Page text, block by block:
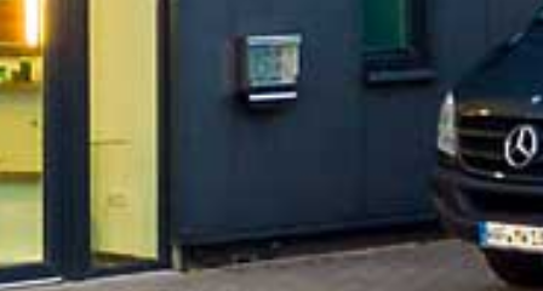
0 25 32/95 96 46 0
0 25 32/95 96 46 0
Markus Wibbeler
info@mw-glastechnik.de
Rechtliches